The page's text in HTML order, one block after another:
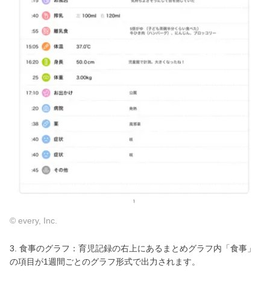
© every, Inc.
3. 食事のグラフ：育児記録の右上にあるまとめグラフ内「食事」
の項目が1週間ごとのグラフ形式で出力されます。